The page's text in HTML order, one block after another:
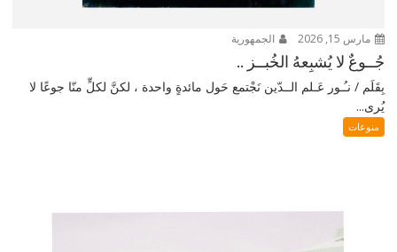
مارس 15, 2026 الجمهورية
جُــوعٌ لا يُشبِعهُ الخُبــز ..
بِقَلَم / نـُـور عَـلم الــدّين نَجْتمع حَول مائدةٍ واحدة ، لكنَّ لكلٍّ منّا جوعًا لا
يُرى...
منوعات